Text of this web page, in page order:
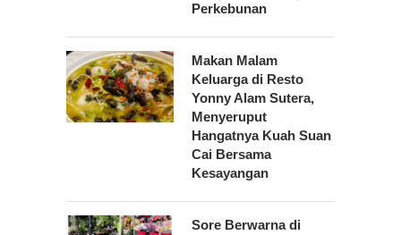
Perkebunan
Makan Malam
Keluarga di Resto
Yonny Alam Sutera,
Menyeruput
Hangatnya Kuah Suan
Cai Bersama
Kesayangan
Sore Berwarna di